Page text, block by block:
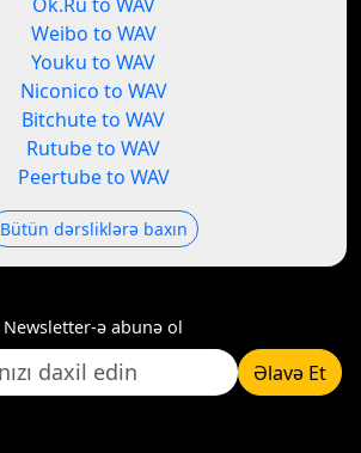
Weibo to WAV
Youku to WAV
Niconico to WAV
Bitchute to WAV
Rutube to WAV
Peertube to WAV
Bütün dərsliklərə baxın
Newsletter-ə abunə ol
Əlavə Et